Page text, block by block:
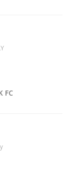
FC